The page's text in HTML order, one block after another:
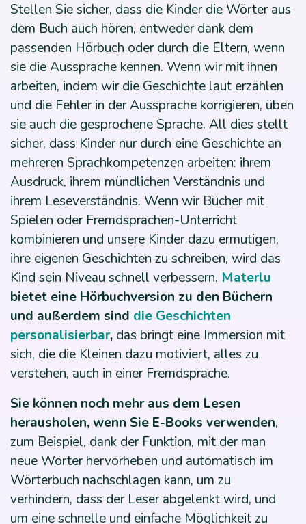
Stellen Sie sicher, dass die Kinder die Wörter aus
dem Buch auch hören, entweder dank dem
passenden Hörbuch oder durch die Eltern, wenn
sie die Aussprache kennen. Wenn wir mit ihnen
arbeiten, indem wir die Geschichte laut erzählen
und die Fehler in der Aussprache korrigieren, üben
sie auch die gesprochene Sprache. All dies stellt
sicher, dass Kinder nur durch eine Geschichte an
mehreren Sprachkompetenzen arbeiten: ihrem
Ausdruck, ihrem mündlichen Verständnis und
ihrem Leseverständnis. Wenn wir Bücher mit
Spielen oder Fremdsprachen-Unterricht
kombinieren und unsere Kinder dazu ermutigen,
ihre eigenen Geschichten zu schreiben, wird das
Kind sein Niveau schnell verbessern. Materlu
bietet eine Hörbuchversion zu den Büchern
und außerdem sind die Geschichten
personalisierbar, das bringt eine Immersion mit
sich, die die Kleinen dazu motiviert, alles zu
verstehen, auch in einer Fremdsprache.
Sie können noch mehr aus dem Lesen
herausholen, wenn Sie E-Books verwenden,
zum Beispiel, dank der Funktion, mit der man
neue Wörter hervorheben und automatisch im
Wörterbuch nachschlagen kann, um zu
verhindern, dass der Leser abgelenkt wird, und
um eine schnelle und einfache Möglichkeit zu